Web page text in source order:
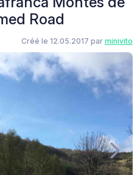
Road
Créé le 12.05.2017 par minivito